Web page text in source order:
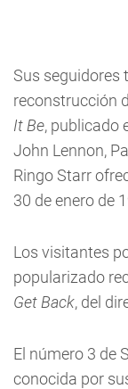
Sus seguidores
reconstrucción
It Be, publicado
John Lennon,
Ringo Starr
30 de enero de
Los visitantes
popularizado
Get Back, del
El número 3 de
conocida por